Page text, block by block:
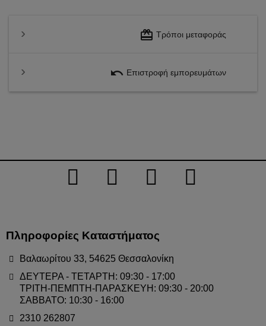
redeem Τρόποι μεταφοράς
undo Επιστροφή εμπορευμάτων
Πληροφορίες Καταστήματος
Βαλαωρίτου 33, 54625 Θεσσαλονίκη
ΔΕΥΤΕΡΑ - ΤΕΤΑΡΤΗ: 09:30 - 17:00
ΤΡΙΤΗ-ΠΕΜΠΤΗ-ΠΑΡΑΣΚΕΥΗ: 09:30 - 20:00
ΣΑΒΒΑΤΟ: 10:30 - 16:00
2310 262807